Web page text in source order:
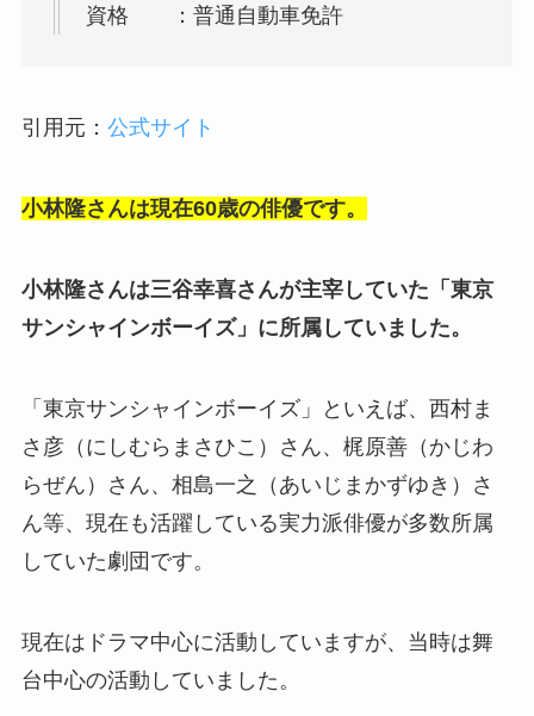
資格 ：普通自動車免許
引用元： 公式サイト
小林隆さんは現在60歳の俳優です。
小林隆さんは三谷幸喜さんが主宰していた「東京
サンシャインボーイズ」に所属していました。
「東京サンシャインボーイズ」といえば、西村ま
さ彦（にしむらまさひこ）さん、梶原善（かじわ
らぜん）さん、相島一之（あいじまかずゆき）さ
ん等、現在も活躍している実力派俳優が多数所属
していた劇団です。
現在はドラマ中心に活動していますが、当時は舞
台中心の活動していました。